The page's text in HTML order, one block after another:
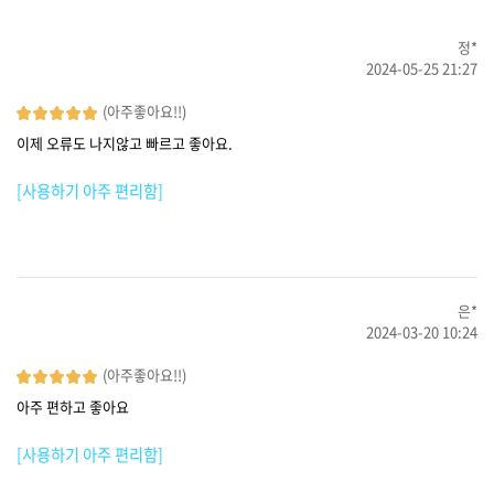
정*
2024-05-25 21:27
(아주좋아요!!)
이제 오류도 나지않고 빠르고 좋아요.
[사용하기 아주 편리함]
은*
2024-03-20 10:24
(아주좋아요!!)
아주 편하고 좋아요
[사용하기 아주 편리함]